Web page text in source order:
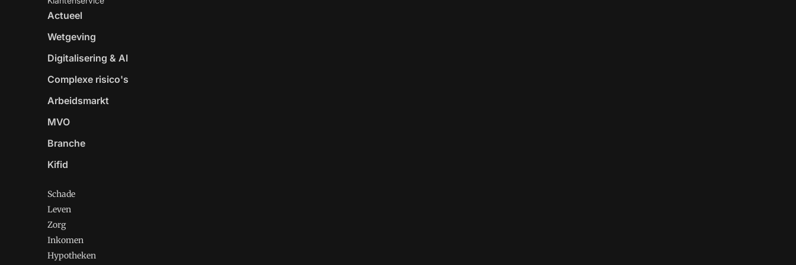
Actueel
Wetgeving
Digitalisering & AI
Complexe risico's
Arbeidsmarkt
MVO
Branche
Kifid
Schade
Leven
Zorg
Inkomen
Hypotheken